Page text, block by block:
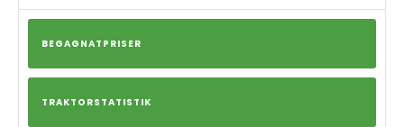
BEGAGNATPRISER
TRAKTORSTATISTIK